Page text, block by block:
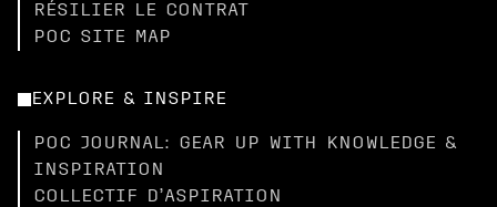
RÉSILIER LE CONTRAT
POC SITE MAP
EXPLORE & INSPIRE
POC JOURNAL: GEAR UP WITH KNOWLEDGE &
INSPIRATION
COLLECTIF D’ASPIRATION